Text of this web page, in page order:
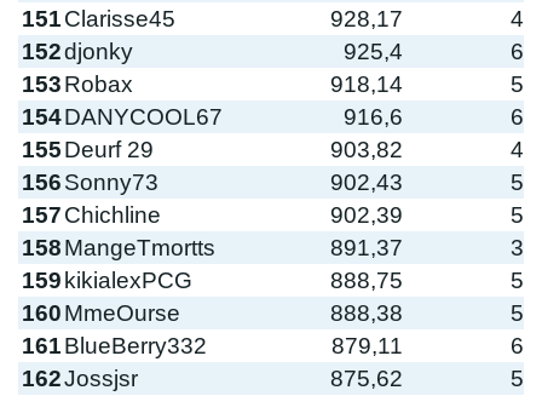
151Clarisse45 928,17
4
152djonky 925,4
6
153Robax 918,14
5
154DANYCOOL67 916,6
6
155Deurf 29 903,82
4
156Sonny73 902,43
5
157Chichline 902,39
5
158MangeTmortts 891,37
3
159kikialexPCG 888,75
5
160MmeOurse 888,38
5
161BlueBerry332 879,11
6
162Jossjsr 875,62
5